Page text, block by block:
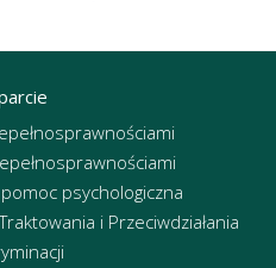
psychologiczna
i Przeciwdziałania